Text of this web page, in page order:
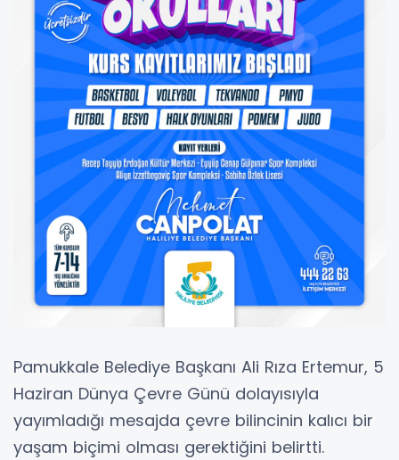
Pamukkale Belediye Başkanı Ali Rıza Ertemur, 5
Haziran Dünya Çevre Günü dolayısıyla
yayımladığı mesajda çevre bilincinin kalıcı bir
yaşam biçimi olması gerektiğini belirtti.